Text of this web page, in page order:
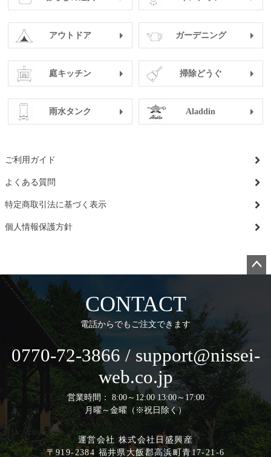
アウトドア ガーデニング
庭キッチン 掃除どうぐ
雨水タンク Aladdin
ご利用ガイド
よくある質問
特定商取引法に基づく表示
個人情報保護方針
へ
CONTACT
電話からでもご注文できます
0770-72-3866 / support@nissei-
web.co.jp
営業時間： 8:00～12:00 13:00～17:00
月曜～金曜（※祝日除く）
運営会社 株式会社日盛興産
〒919-2384 福井県大飯郡高浜町青17-21-6